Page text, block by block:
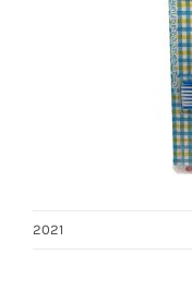
2021